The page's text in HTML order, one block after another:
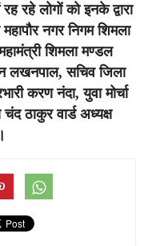
रहे लोगों को इनके द्वारा
नगर निगम शिमला
शिमला मण्डल
लखनपाल, सचिव जिला
करण नंदा, युवा मोर्चा
ठाकुर वार्ड अध्यक्ष